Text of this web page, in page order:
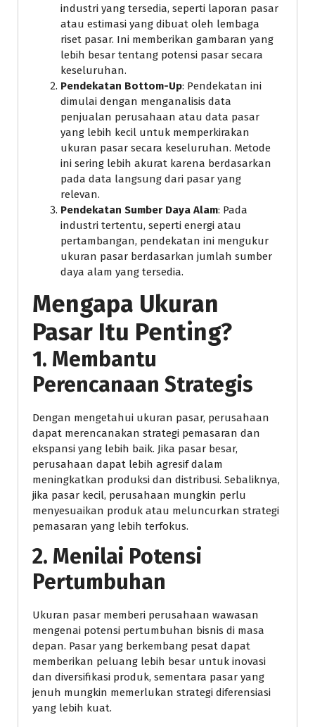
industri yang tersedia, seperti laporan pasar
atau estimasi yang dibuat oleh lembaga
riset pasar. Ini memberikan gambaran yang
lebih besar tentang potensi pasar secara
keseluruhan.
Pendekatan Bottom-Up: Pendekatan ini
dimulai dengan menganalisis data
penjualan perusahaan atau data pasar
yang lebih kecil untuk memperkirakan
ukuran pasar secara keseluruhan. Metode
ini sering lebih akurat karena berdasarkan
pada data langsung dari pasar yang
relevan.
Pendekatan Sumber Daya Alam: Pada
industri tertentu, seperti energi atau
pertambangan, pendekatan ini mengukur
ukuran pasar berdasarkan jumlah sumber
daya alam yang tersedia.
Mengapa Ukuran
Pasar Itu Penting?
1. Membantu
Perencanaan Strategis
Dengan mengetahui ukuran pasar, perusahaan
dapat merencanakan strategi pemasaran dan
ekspansi yang lebih baik. Jika pasar besar,
perusahaan dapat lebih agresif dalam
meningkatkan produksi dan distribusi. Sebaliknya,
jika pasar kecil, perusahaan mungkin perlu
menyesuaikan produk atau meluncurkan strategi
pemasaran yang lebih terfokus.
2. Menilai Potensi
Pertumbuhan
Ukuran pasar memberi perusahaan wawasan
mengenai potensi pertumbuhan bisnis di masa
depan. Pasar yang berkembang pesat dapat
memberikan peluang lebih besar untuk inovasi
dan diversifikasi produk, sementara pasar yang
jenuh mungkin memerlukan strategi diferensiasi
yang lebih kuat.